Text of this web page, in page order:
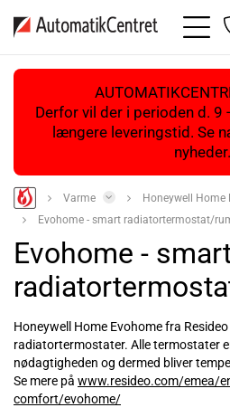
Derfor vil der i perioden d.
længere leveringstid. Se
nyheder.
Varme
Honeywell
Evohome - smart radiatortermostat/
Evohome -
Honeywell Home Evohome fra
radiatortermostater. Alle termostater
nødagtigheden og dermed bliver
Se mere på www.resideo.com/emea/
comfort/evohome/
Læs mere